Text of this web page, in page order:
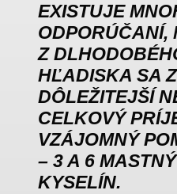
EXISTUJE
ODPORÚČANÍ,
Z
HĽADISKA SA
DÔLEŽITEJŠÍ
CELKOVÝ
VZÁJOMNÝ
– 3 A 6
KYSELÍN.